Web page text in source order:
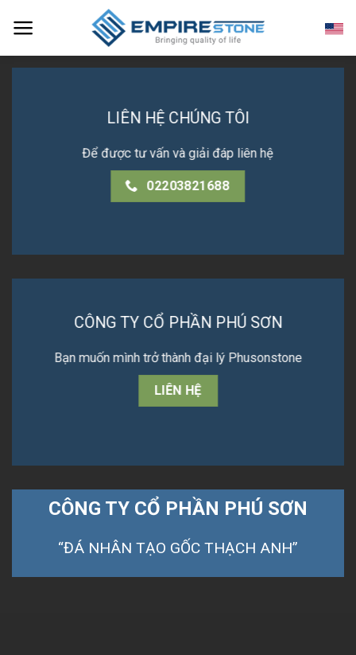
LIÊN HỆ CHÚNG TÔI
Để được tư vấn và giải đáp liên hệ
02203821688
CÔNG TY CỔ PHẦN PHÚ SƠN
Bạn muốn mình trở thành đại lý Phusonstone
LIÊN HỆ
CÔNG TY CỔ PHẦN PHÚ SƠN
“ĐÁ NHÂN TẠO GỐC THẠCH ANH”